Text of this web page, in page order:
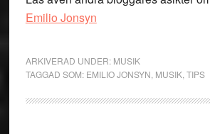
Emilio Jonsyn
ARKIVERAD UNDER: MUSIK
TAGGAD SOM: EMILIO JONSYN MUSIK, TIPS